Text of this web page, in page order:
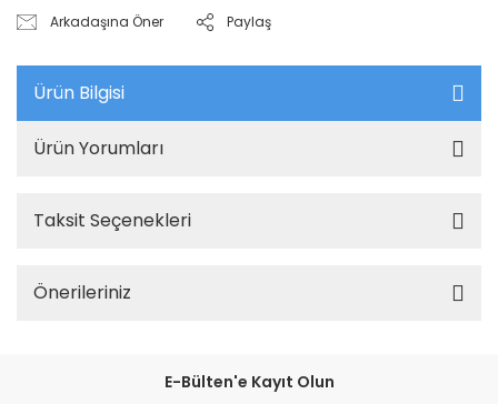
Arkadaşına Öner Paylaş
Ürün Bilgisi
Ürün Yorumları
Taksit Seçenekleri
Önerileriniz
E-Bülten'e Kayıt Olun